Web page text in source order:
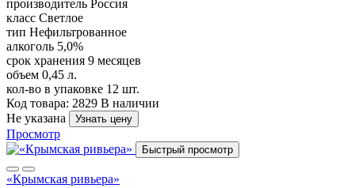
производитель Россия
класс Светлое
тип Нефильтрованное
алкоголь 5,0%
срок хранения 9 месяцев
объем 0,45 л.
кол-во в упаковке 12 шт.
Код товара: 2829 В наличии
Не указана
Узнать цену
Просмотр
Быстрый просмотр
«Крымская ривьера»